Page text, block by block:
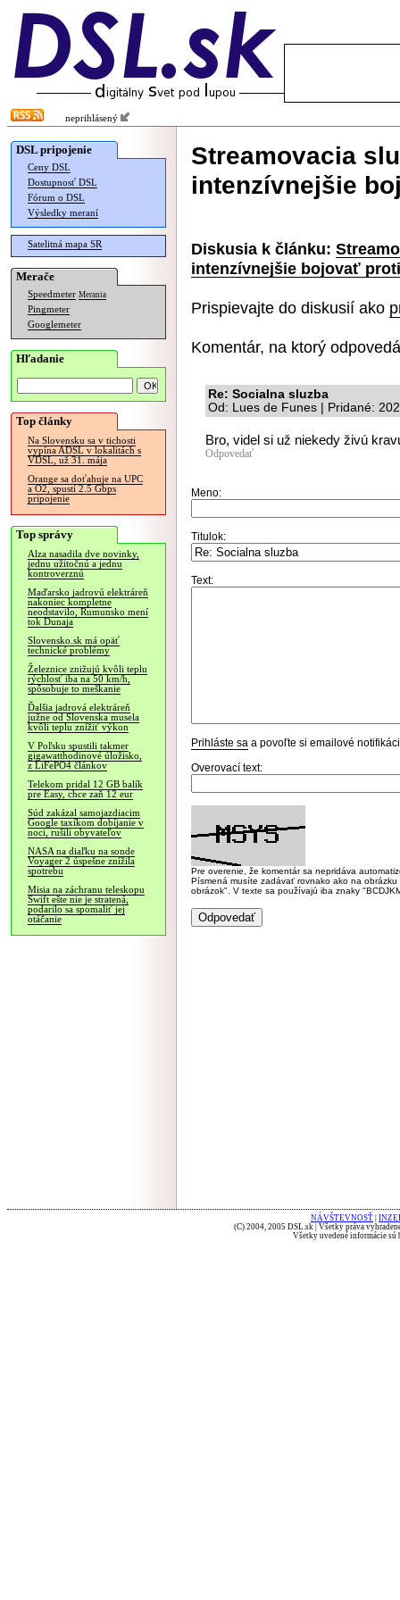
neprihlásený
DSL pripojenie
Ceny DSL
Dostupnosť DSL
Fórum o DSL
Výsledky meraní
Satelitná mapa SR
Merače
Speedmeter Merania
Pingmeter
Googlemeter
Hľadanie
Top články
Na Slovensku sa v tichosti
vypína ADSL v lokalitách s
VDSL, už 31. mája
Orange sa doťahuje na UPC
a O2, spustí 2.5 Gbps
pripojenie
Top správy
Alza nasadila dve novinky,
jednu užitočnú a jednu
kontroverznú
Maďarsko jadrovú elektráreň
nakoniec kompletne
neodstavilo, Rumunsko mení
tok Dunaja
Slovensko.sk má opäť
technické problémy
Železnice znižujú kvôli teplu
rýchlosť iba na 50 km/h,
spôsobuje to meškanie
Ďalšia jadrová elektráreň
južne od Slovenska musela
kvôli teplu znížiť výkon
V Poľsku spustili takmer
gigawatthodinové úložisko,
z LiFePO4 článkov
Telekom pridal 12 GB balík
pre Easy, chce zaň 12 eur
Súd zakázal samojazdiacim
Google taxíkom dobíjanie v
noci, rušili obyvateľov
NASA na diaľku na sonde
Voyager 2 úspešne znížila
spotrebu
Misia na záchranu teleskopu
Swift ešte nie je stratená,
podarilo sa spomaliť jej
otáčanie
Streamovacia
intenzívnejšie
Diskusia k článku:
intenzívnejšie bojovať
Prispievajte do diskusií ako
Komentár, na ktorý
Re: Socialna sluzba
Od: Lues de Funes | Pridané:
Bro, videl si už niekedy živú
Odpovedať
Meno:
Titulok:
Text:
Prihláste sa a povoľte si emailové
Overovací text:
Pre overenie, že komentár sa nepridáva
Písmená musíte zadávať rovnako ako na
obrázok". V texte sa používajú iba znaky
NÁVŠTEVNOSŤ
(C) 2004, 2005 DSL.sk | Všetky práva
Všetky uvedené informácie sú